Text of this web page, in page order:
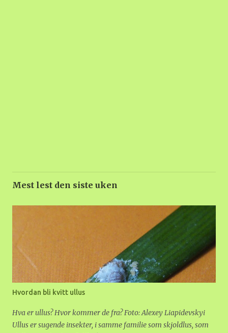
Mest lest den siste uken
Hvordan bli kvitt ullus
Hva er ullus? Hvor kommer de fra? Foto: Alexey Liapidevskyi
Ullus er sugende insekter, i samme familie som skjoldlus, som